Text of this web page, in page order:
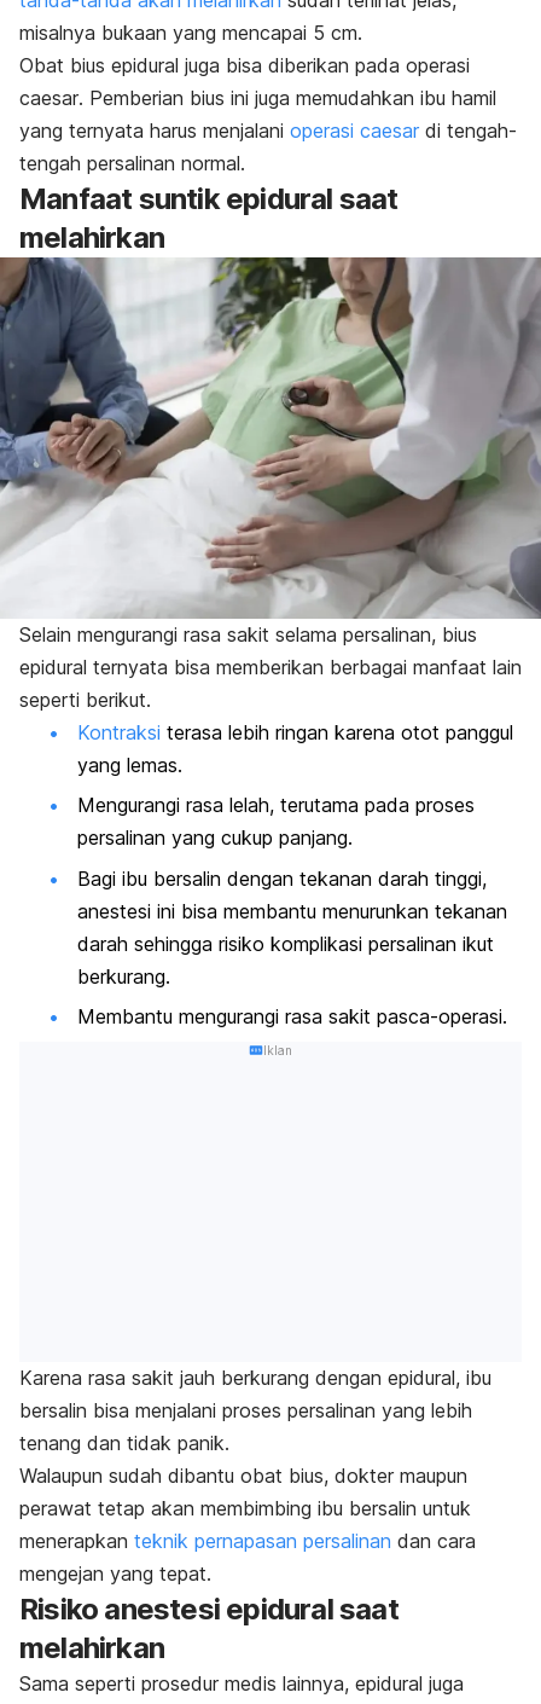
misalnya bukaan yang mencapai 5 cm.
Obat bius epidural juga bisa diberikan pada operasi
caesar. Pemberian bius ini juga memudahkan ibu hamil
yang ternyata harus menjalani operasi caesar di tengah-
tengah persalinan normal.
Manfaat suntik epidural saat
melahirkan
Selain mengurangi rasa sakit selama persalinan, bius
epidural ternyata bisa memberikan berbagai manfaat lain
seperti berikut.
Kontraksi terasa lebih ringan karena otot panggul
yang lemas.
Mengurangi rasa lelah, terutama pada proses
persalinan yang cukup panjang.
Bagi ibu bersalin dengan tekanan darah tinggi,
anestesi ini bisa membantu menurunkan tekanan
darah sehingga risiko komplikasi persalinan ikut
berkurang.
Membantu mengurangi rasa sakit pasca-operasi.
Iklan
Karena rasa sakit jauh berkurang dengan epidural, ibu
bersalin bisa menjalani proses persalinan yang lebih
tenang dan tidak panik.
Walaupun sudah dibantu obat bius, dokter maupun
perawat tetap akan membimbing ibu bersalin untuk
menerapkan teknik pernapasan persalinan dan cara
mengejan yang tepat.
Risiko anestesi epidural saat
melahirkan
Sama seperti prosedur medis lainnya, epidural juga